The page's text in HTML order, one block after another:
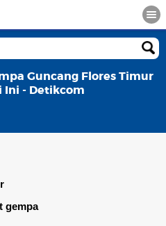
Guncang Flores Timur
Ini - Detikcom
gempa